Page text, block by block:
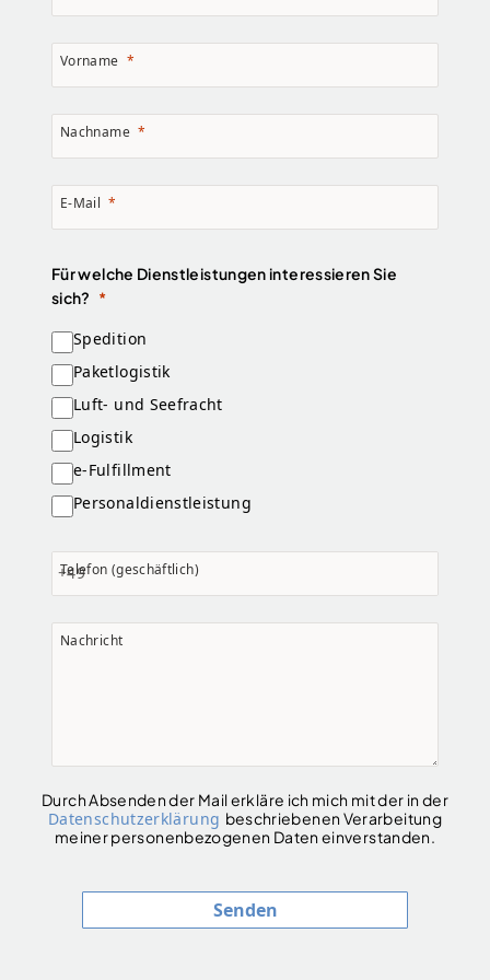
Vorname
Nachname
E-Mail
Für welche Dienstleistungen interessieren Sie
sich?
Spedition
Paketlogistik
Luft- und Seefracht
Logistik
e-Fulfillment
Personaldienstleistung
Telefon (geschäftlich)
+49
Nachricht
Durch Absenden der Mail erkläre ich mich mit der in der
Datenschutzerklärung beschriebenen Verarbeitung
meiner personenbezogenen Daten einverstanden.
Senden